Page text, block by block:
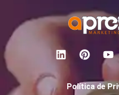
Política de